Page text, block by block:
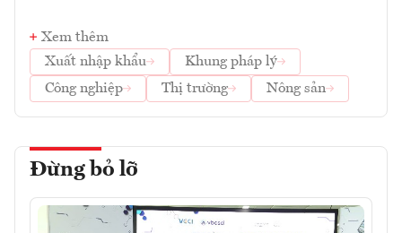
Xem thêm
Xuất nhập khẩu
Khung pháp lý
Công nghiệp
Thị trường Nông sản
Đừng bỏ lỡ